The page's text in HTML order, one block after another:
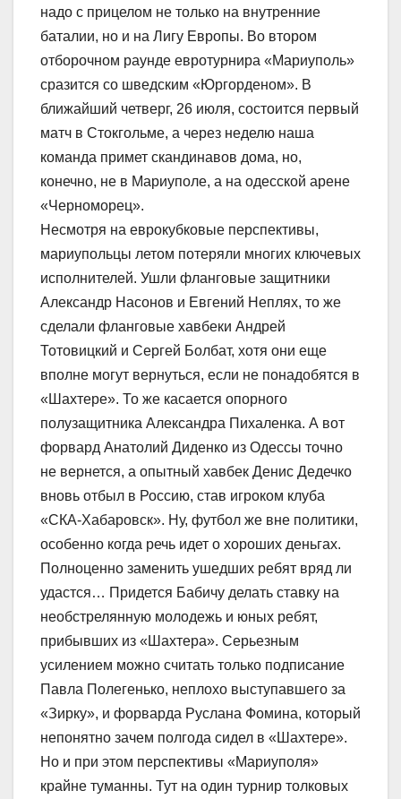
надо с прицелом не только на внутренние
баталии, но и на Лигу Европы. Во втором
отборочном раунде евротурнира «Мариуполь»
сразится со шведским «Юргорденом». В
ближайший четверг, 26 июля, состоится первый
матч в Стокгольме, а через неделю наша
команда примет скандинавов дома, но,
конечно, не в Мариуполе, а на одесской арене
«Черноморец».
Несмотря на еврокубковые перспективы,
мариупольцы летом потеряли многих ключевых
исполнителей. Ушли фланговые защитники
Александр Насонов и Евгений Неплях, то же
сделали фланговые хавбеки Андрей
Тотовицкий и Сергей Болбат, хотя они еще
вполне могут вернуться, если не понадобятся в
«Шахтере». То же касается опорного
полузащитника Александра Пихаленка. А вот
форвард Анатолий Диденко из Одессы точно
не вернется, а опытный хавбек Денис Дедечко
вновь отбыл в Россию, став игроком клуба
«СКА-Хабаровск». Ну, футбол же вне политики,
особенно когда речь идет о хороших деньгах.
Полноценно заменить ушедших ребят вряд ли
удастся… Придется Бабичу делать ставку на
необстрелянную молодежь и юных ребят,
прибывших из «Шахтера». Серьезным
усилением можно считать только подписание
Павла Полегенько, неплохо выступавшего за
«Зирку», и форварда Руслана Фомина, который
непонятно зачем полгода сидел в «Шахтере».
Но и при этом перспективы «Мариуполя»
крайне туманны. Тут на один турнир толковых